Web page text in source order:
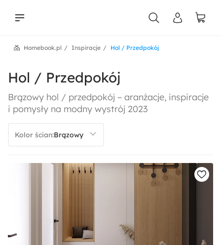
Hol / Przedpokój
Inspiracje
Homebook.pl
Hol / Przedpokój
Brązowy hol / przedpokój – aranżacje, inspiracje
i pomysły na modny wystrój 2023
Kolor ścian: